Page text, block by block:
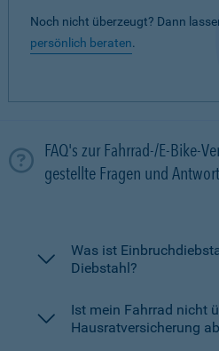
Noch nicht überzeugt? Dann
persönlich beraten.
FAQ's zur Fahrrad-/E-Bike-
gestellte Fragen und
Was ist
Diebstahl?
Ist mein Fahrrad nicht
Hausratversicherung